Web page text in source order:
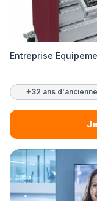
Entreprise
+32 ans